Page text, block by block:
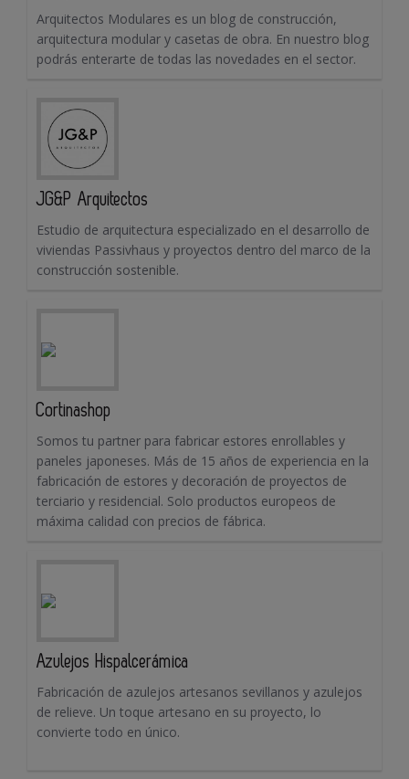
Arquitectos Modulares es un blog de construcción,
arquitectura modular y casetas de obra. En nuestro blog
podrás enterarte de todas las novedades en el sector.
JG&P Arquitectos
Estudio de arquitectura especializado en el desarrollo de
viviendas Passivhaus y proyectos dentro del marco de la
construcción sostenible.
Cortinashop
Somos tu partner para fabricar estores enrollables y
paneles japoneses. Más de 15 años de experiencia en la
fabricación de estores y decoración de proyectos de
terciario y residencial. Solo productos europeos de
máxima calidad con precios de fábrica.
Azulejos Hispalcerámica
Fabricación de azulejos artesanos sevillanos y azulejos
de relieve. Un toque artesano en su proyecto, lo
convierte todo en único.